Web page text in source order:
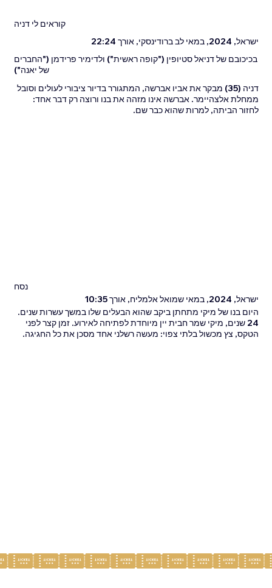
קוראים לי דניה
ישראל, 2024, במאי לב ברודינסקי, אורך 22:24
בכיכובם של דניאל סטיופין ("קופה ראשית") ולדימיר פרידמן ("החברים
של יאנה")
דניה (35) מבקר את אביו אברשה, המתגורר בדיור ציבורי לעולים וסובל
ממחלת אלצהיימר. אברשה אינו מזהה את בנו ורוצה רק דבר אחד:
לחזור הביתה, למרות שהוא כבר שם.
נסח
ישראל, 2024, במאי שמואל אלמליח, אורך 10:35
היום בנו של מיקי מתחתן ביקב שהוא הבעלים שלו במשך עשרות שנים.
24 שנים, מיקי שמר חבית יין מיוחדת לפתיחה לאירוע. זמן קצר לפני
הטקס, צץ מכשול בלתי צפוי: מעשה רשלני אחד מסכן את כל החגיגה.